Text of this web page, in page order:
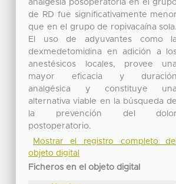
analgesia posoperatoria en el
de RD fue significativamente menor
que en el grupo de ropivacaína sola.
El uso de adyuvantes como la
dexmedetomidina en adición a
anestésicos locales, provee una
mayor eficacia y duración
analgésica y constituye una
alternativa viable en la búsqueda de
la prevención del dolor
postoperatorio.
Mostrar el registro completo del
objeto digital
Ficheros en el objeto digital